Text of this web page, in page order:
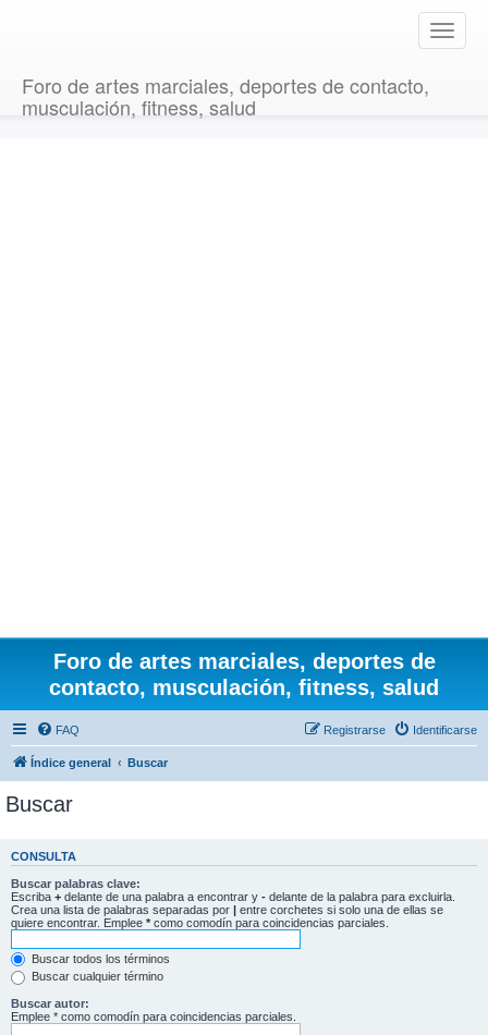
T
o
Foro de artes marciales, deportes de contacto,
musculación, fitness, salud
Foro de artes marciales, deportes de
contacto, musculación, fitness, salud
FAQ Identificarse
Registrarse
Índice general Buscar
Buscar
CONSULTA
Buscar palabras clave:
Escriba + delante de una palabra a encontrar y - delante de la palabra para excluirla.
Crea una lista de palabras separadas por | entre corchetes si solo una de ellas se
quiere encontrar. Emplee * como comodín para coincidencias parciales.
Buscar todos los términos
Buscar cualquier término
Buscar autor:
Emplee * como comodín para coincidencias parciales.